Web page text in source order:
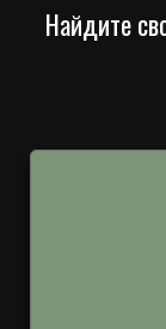
Найдите